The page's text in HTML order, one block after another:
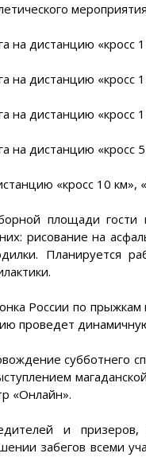
на дистанцию «кросс
на дистанцию «кросс
на дистанцию «кросс
на дистанцию «кросс
«кросс 10 км»,
площади гости
рисование на
Планируется
России по
проведет
субботнего
«Онлайн».
и
забегов всеми